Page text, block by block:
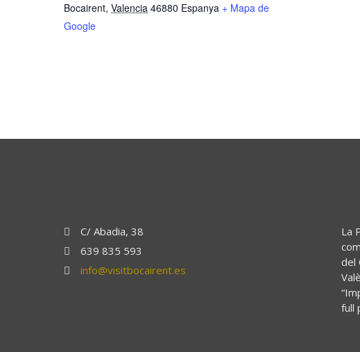
Bocairent, Valencia 46880 Espanya + Mapa de
Google
C/ Abadia, 38
639 835 593
info@visitbocairent.es
La
del
full